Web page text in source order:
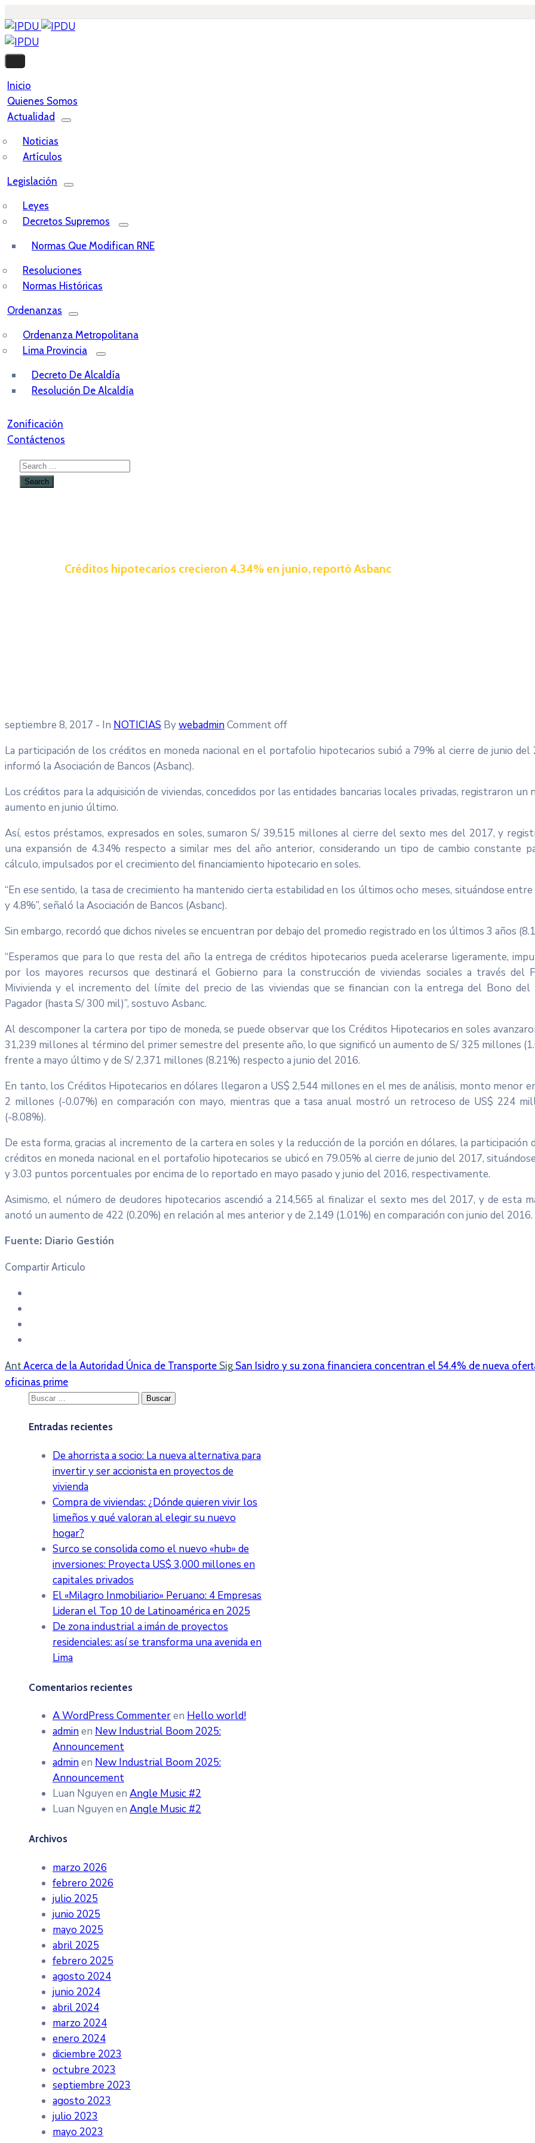
Inicio
Quienes Somos
Actualidad
Noticias
Artículos
Legislación
Leyes
Decretos Supremos
Normas Que Modifican RNE
Resoluciones
Normas Históricas
Ordenanzas
Ordenanza Metropolitana
Lima Provincia
Decreto De Alcaldía
Resolución De Alcaldía
Zonificación
Contáctenos
Créditos hipotecarios crecieron 4.34% en junio, reportó Asbanc
septiembre 8, 2017 - In NOTICIAS BywebadminComment off
La participación de los créditos en moneda nacional en el portafolio hipotecarios subió a 79% al cierre de junio del
informó la Asociación de Bancos (Asbanc).
Los créditos para la adquisición de viviendas, concedidos por las entidades bancarias locales privadas, registraron un
aumento en junio último.
Así, estos préstamos, expresados en soles, sumaron S/ 39,515 millones al cierre del sexto mes del 2017, y
una expansión de 4.34% respecto a similar mes del año anterior, considerando un tipo de cambio constante
cálculo, impulsados por el crecimiento del financiamiento hipotecario en soles.
“En ese sentido, la tasa de crecimiento ha mantenido cierta estabilidad en los últimos ocho meses, situándose
y 4.8%”, señaló la Asociación de Bancos (Asbanc).
Sin embargo, recordó que dichos niveles se encuentran por debajo del promedio registrado en los últimos 3 años
“Esperamos que para lo que resta del año la entrega de créditos hipotecarios pueda acelerarse ligeramente,
por los mayores recursos que destinará el Gobierno para la construcción de viviendas sociales a través del
Mivivienda y el incremento del límite del precio de las viviendas que se financian con la entrega del Bono del
Pagador (hasta S/ 300 mil)”, sostuvo Asbanc.
Al descomponer la cartera por tipo de moneda, se puede observar que los Créditos Hipotecarios en soles
31,239 millones al término del primer semestre del presente año, lo que significó un aumento de S/ 325 millones
frente a mayo último y de S/ 2,371 millones (8.21%) respecto a junio del 2016.
En tanto, los Créditos Hipotecarios en dólares llegaron a US$ 2,544 millones en el mes de análisis, monto menor
2 millones (-0.07%) en comparación con mayo, mientras que a tasa anual mostró un retroceso de US$ 224
(-8.08%).
De esta forma, gracias al incremento de la cartera en soles y la reducción de la porción en dólares, la participación
créditos en moneda nacional en el portafolio hipotecarios se ubicó en 79.05% al cierre de junio del 2017,
y 3.03 puntos porcentuales por encima de lo reportado en mayo pasado y junio del 2016, respectivamente.
Asimismo, el número de deudores hipotecarios ascendió a 214,565 al finalizar el sexto mes del 2017, y de esta
anotó un aumento de 422 (0.20%) en relación al mes anterior y de 2,149 (1.01%) en comparación con junio del 2016.
Fuente: Diario Gestión
Compartir Articulo
Ant Acerca de la Autoridad Única de Transporte Sig San Isidro y su zona financiera concentran el 54.4% de nueva
oficinas prime
Buscar:
Entradas recientes
De ahorrista a socio: La nueva alternativa para
invertir y ser accionista en proyectos de
vivienda
Compra de viviendas: ¿Dónde quieren vivir los
limeños y qué valoran al elegir su nuevo
hogar?
Surco se consolida como el nuevo «hub» de
inversiones: Proyecta US$ 3,000 millones en
capitales privados
El «Milagro Inmobiliario» Peruano: 4 Empresas
Lideran el Top 10 de Latinoamérica en 2025
De zona industrial a imán de proyectos
residenciales: así se transforma una avenida en
Lima
Comentarios recientes
A WordPress Commenteren Hello world!
adminen New Industrial Boom 2025:
Announcement
adminen New Industrial Boom 2025:
Announcement
Luan Nguyen en Angle Music #2
Luan Nguyen en Angle Music #2
Archivos
marzo 2026
febrero 2026
julio 2025
junio 2025
mayo 2025
abril 2025
febrero 2025
agosto 2024
junio 2024
abril 2024
marzo 2024
enero 2024
diciembre 2023
octubre 2023
septiembre 2023
agosto 2023
julio 2023
mayo 2023